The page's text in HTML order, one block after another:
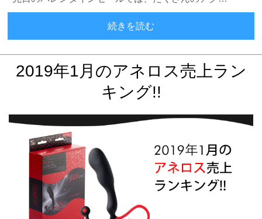
続きを読む
2019年1月のアネロス売上ラン
キング!!